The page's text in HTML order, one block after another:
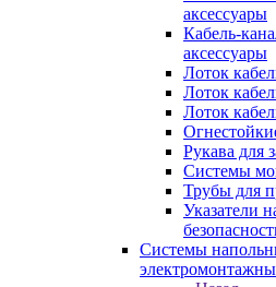
аксессуары
Кабель-
аксессуары
Лоток
Лоток
Лоток
Рукава для
Системы
Трубы для
Указатели
Системы